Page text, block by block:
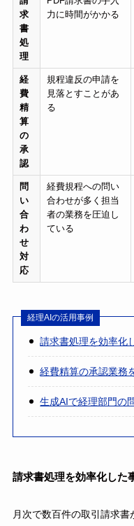
求
書
処
理
力に時間がかかる
経
費
精
算
の
承
認
規程違反の申請を
見落とすことがあ
る
問
い
合
わ
せ
対
応
経費規程への問い
合わせが多く担当
者の業務を圧迫し
ている
経理AIの活用事例
請求書処理を効率化
経費精算の承認業務
生成AIで経理部門の
請求書処理を効率化した
月次で数百件の取引請求